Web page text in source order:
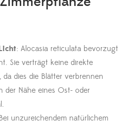
: Alocasia reticulata bevorzugt
Sie verträgt keine direkte
da dies die Blätter verbrennen
der Nähe eines Ost- oder
unzureichendem natürlichem